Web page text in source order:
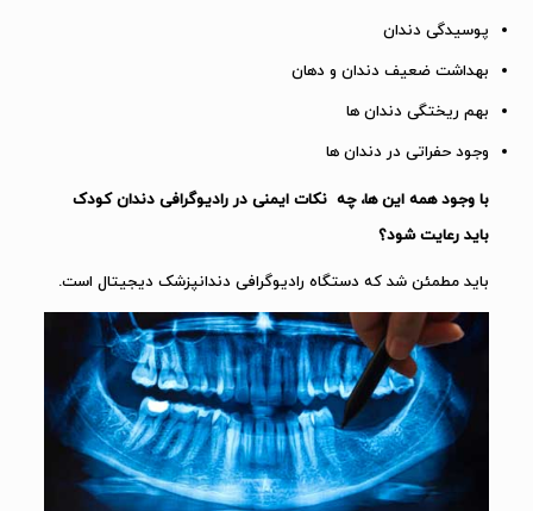
پوسیدگی دندان
بهداشت ضعیف دندان و دهان
بهم ریختگی دندان ها
وجود حفراتی در دندان ها
با وجود همه این ها، چه نکات ایمنی در رادیوگرافی دندان کودک
باید رعایت شود؟
باید مطمئن شد که دستگاه رادیوگرافی دندانپزشک دیجیتال است.